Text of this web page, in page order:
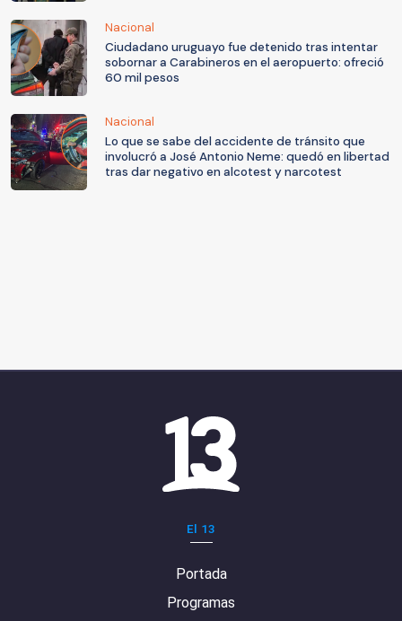
Nacional
Ciudadano uruguayo fue detenido tras intentar
sobornar a Carabineros en el aeropuerto: ofreció
60 mil pesos
Nacional
Lo que se sabe del accidente de tránsito que
involucró a José Antonio Neme: quedó en libertad
tras dar negativo en alcotest y narcotest
El 13
Portada
Programas